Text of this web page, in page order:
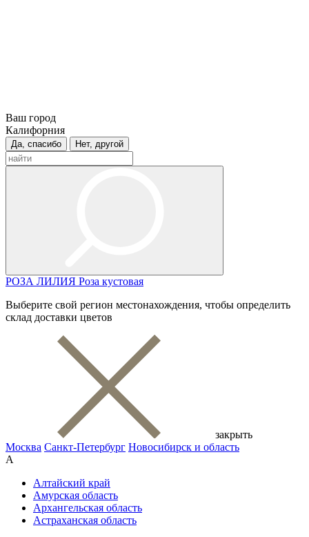
Ваш город
Калифорния
Да, спасибо Нет, другой
РОЗА ЛИЛИЯ Роза кустовая
Выберите свой регион местонахождения, чтобы определить
склад доставки цветов
закрыть
Москва Санкт-Петербург Новосибирск и область
А
Алтайский край
Амурская область
Архангельская область
Астраханская область